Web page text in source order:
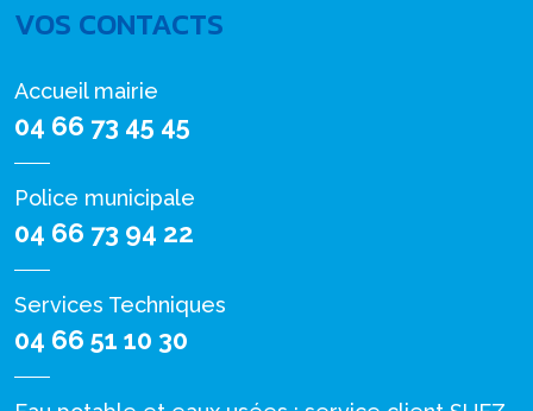
VOS CONTACTS
Accueil mairie
04 66 73 45 45
Police municipale
04 66 73 94 22
Services Techniques
04 66 51 10 30